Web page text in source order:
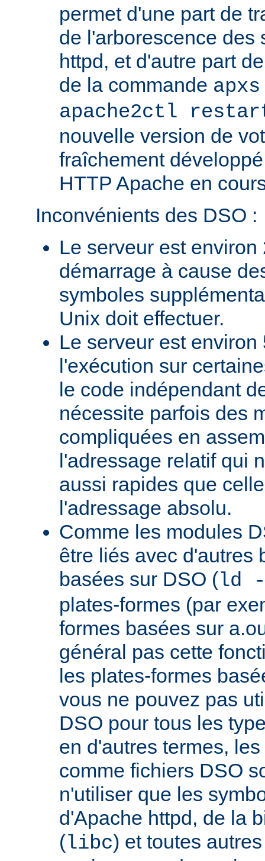
permet d'une part de
de l'arborescence des
httpd, et d'autre part
de la commande
apache2ctl
nouvelle version de
fraîchement
HTTP Apache en
Inconvénients des DSO :
Le serveur est
démarrage à cause
symboles
Unix doit effectuer.
Le serveur est environ
l'exécution sur
le code indépendant
nécessite parfois des
compliquées en
l'adressage relatif qui
aussi rapides que
l'adressage absolu.
Comme les modules
être liés avec d'autres
basées sur DSO (ld
plates-formes (par
formes basées sur
général pas cette
les plates-formes
vous ne pouvez pas
DSO pour tous les
en d'autres termes,
comme fichiers DSO
n'utiliser que les
d'Apache httpd, de la
(libc) et toutes